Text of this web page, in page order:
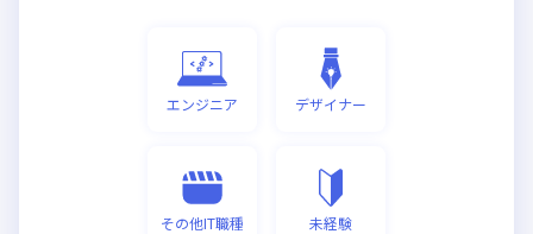
エンジニア デザイナー
その他IT職種 未経験